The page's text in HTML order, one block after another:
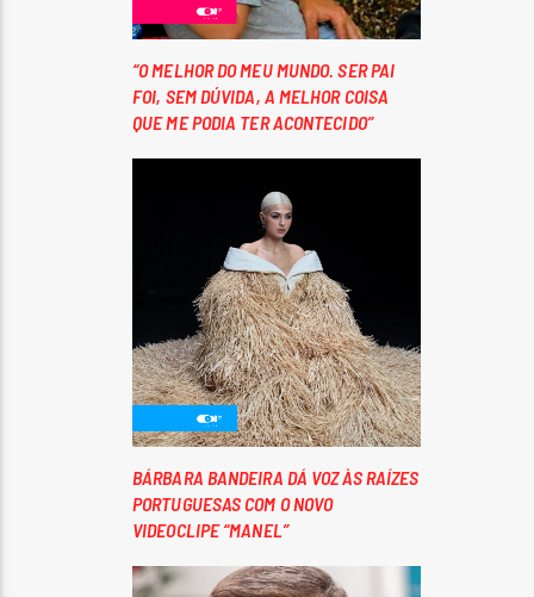
“O MELHOR DO MEU MUNDO. SER PAI
FOI, SEM DÚVIDA, A MELHOR COISA
QUE ME PODIA TER ACONTECIDO”
BÁRBARA BANDEIRA DÁ VOZ ÀS RAÍZES
PORTUGUESAS COM O NOVO
VIDEOCLIPE “MANEL”